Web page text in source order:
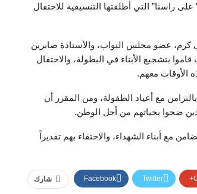
راسنا” التي أطلقتها التنسيقية للاحتفال
عضو مجلس النواب، والأستاذة صابرين
بتشجيع الأبناء في البطولة، والاحتفال
الأوقات معهم.
مع أعياد الطفولة، ومن المقرر أن
ضحوا بحياتهم من أجل الوطن.
مع أبناء الشهداء، والاحتفاء بهم تقديراً
شارك Facebook Twitter